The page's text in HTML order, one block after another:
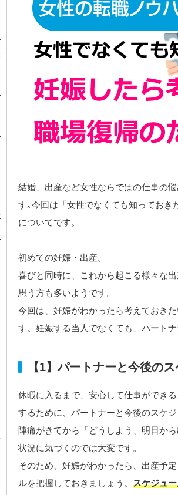
結婚、出産など女性ならではの仕事の
す｡今回は「女性でなくても知っておき
についてです。
初めての妊娠・出産。
喜びと同時に、これから起こる様々な
思う方も多いようです。
今回は、妊娠がわかったら考えておき
す。妊娠する当人でなくても、パート
【1】パートナーと今後の
休暇に入るまで、安心して仕事ができ
するために、パートナーと今後のスケジ
陣痛がきてから「どうしよう、明日か
状況に気づくのでは大変です。
そのため、妊娠がわかったら、出産予
ルを把握しておきましょう。 スケジュ